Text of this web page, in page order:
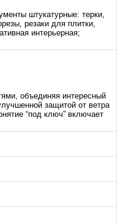
штукатурные: терки,
резаки для плитки,
интерьерная;
объединяя интересный
защитой от ветра
“под ключ” включает